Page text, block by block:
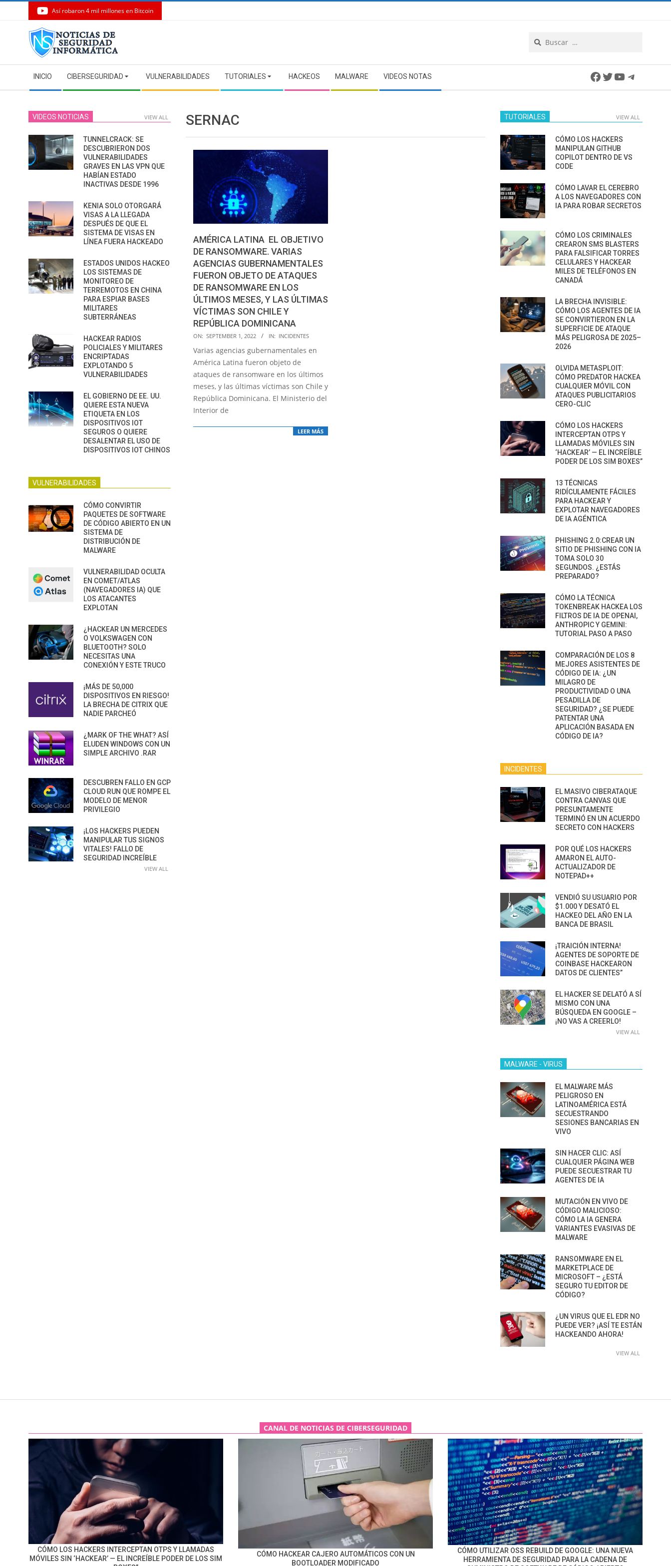
Así robaron 4 mil millones en Bitcoin
Navigation
Menu
INICIO CIBERSEGURIDAD VULNERABILIDADES TUTORIALES HACKEOS MALWARE VIDEOS NOTAS Facebook
Twitter
YouTube
SERNAC
AMÉRICA LATINA EL OBJETIVO
DE RANSOMWARE. VARIAS
AGENCIAS GUBERNAMENTALES
FUERON OBJETO DE ATAQUES
DE RANSOMWARE EN LOS
ÚLTIMOS MESES, Y LAS ÚLTIMAS
VÍCTIMAS SON CHILE Y
REPÚBLICA DOMINICANA
2022-
09-
01
ON: SEPTEMBER 1, 2022 IN: INCIDENTES
Varias agencias gubernamentales en
América Latina fueron objeto de
ataques de ransomware en los últimos
meses, y las últimas víctimas son Chile y
República Dominicana. El Ministerio del
Interior de
LEER MÁS
VIDEOS NOTICIAS VIEW ALL
TUNNELCRACK: SE
DESCUBRIERON DOS
VULNERABILIDADES
GRAVES EN LAS VPN QUE
HABÍAN ESTADO
INACTIVAS DESDE 1996
KENIA SOLO OTORGARÁ
VISAS A LA LLEGADA
DESPUÉS DE QUE EL
SISTEMA DE VISAS EN
LÍNEA FUERA HACKEADO
ESTADOS UNIDOS HACKEO
LOS SISTEMAS DE
MONITOREO DE
TERREMOTOS EN CHINA
PARA ESPIAR BASES
MILITARES
SUBTERRÁNEAS
HACKEAR RADIOS
POLICIALES Y MILITARES
ENCRIPTADAS
EXPLOTANDO 5
VULNERABILIDADES
EL GOBIERNO DE EE. UU.
QUIERE ESTA NUEVA
ETIQUETA EN LOS
DISPOSITIVOS IOT
SEGUROS O QUIERE
DESALENTAR EL USO DE
DISPOSITIVOS IOT CHINOS
VULNERABILIDADES
CÓMO CONVIRTIR
PAQUETES DE SOFTWARE
DE CÓDIGO ABIERTO EN UN
SISTEMA DE
DISTRIBUCIÓN DE
MALWARE
VULNERABILIDAD OCULTA
EN COMET/ATLAS
(NAVEGADORES IA) QUE
LOS ATACANTES
EXPLOTAN
¿HACKEAR UN MERCEDES
O VOLKSWAGEN CON
BLUETOOTH? SOLO
NECESITAS UNA
CONEXIÓN Y ESTE TRUCO
¡MÁS DE 50,000
DISPOSITIVOS EN RIESGO!
LA BRECHA DE CITRIX QUE
NADIE PARCHEÓ
¿MARK OF THE WHAT? ASÍ
ELUDEN WINDOWS CON UN
SIMPLE ARCHIVO .RAR
DESCUBREN FALLO EN GCP
CLOUD RUN QUE ROMPE EL
MODELO DE MENOR
PRIVILEGIO
¡LOS HACKERS PUEDEN
MANIPULAR TUS SIGNOS
VITALES! FALLO DE
SEGURIDAD INCREÍBLE
VIEW ALL
TUTORIALES VIEW ALL
CÓMO LOS HACKERS
MANIPULAN GITHUB
COPILOT DENTRO DE VS
CODE
CÓMO LAVAR EL CEREBRO
A LOS NAVEGADORES CON
IA PARA ROBAR SECRETOS
CÓMO LOS CRIMINALES
CREARON SMS BLASTERS
PARA FALSIFICAR TORRES
CELULARES Y HACKEAR
MILES DE TELÉFONOS EN
CANADÁ
LA BRECHA INVISIBLE:
CÓMO LOS AGENTES DE IA
SE CONVIRTIERON EN LA
SUPERFICIE DE ATAQUE
MÁS PELIGROSA DE 2025–
2026
OLVIDA METASPLOIT:
CÓMO PREDATOR HACKEA
CUALQUIER MÓVIL CON
ATAQUES PUBLICITARIOS
CERO-CLIC
CÓMO LOS HACKERS
INTERCEPTAN OTPS Y
LLAMADAS MÓVILES SIN
‘HACKEAR’ — EL INCREÍBLE
PODER DE LOS SIM BOXES”
13 TÉCNICAS
RIDÍCULAMENTE FÁCILES
PARA HACKEAR Y
EXPLOTAR NAVEGADORES
DE IA AGÉNTICA
PHISHING 2.0:CREAR UN
SITIO DE PHISHING CON IA
TOMA SOLO 30
SEGUNDOS. ¿ESTÁS
PREPARADO?
CÓMO LA TÉCNICA
TOKENBREAK HACKEA LOS
FILTROS DE IA DE OPENAI,
ANTHROPIC Y GEMINI:
TUTORIAL PASO A PASO
COMPARACIÓN DE LOS 8
MEJORES ASISTENTES DE
CÓDIGO DE IA: ¿UN
MILAGRO DE
PRODUCTIVIDAD O UNA
PESADILLA DE
SEGURIDAD? ¿SE PUEDE
PATENTAR UNA
APLICACIÓN BASADA EN
CÓDIGO DE IA?
INCIDENTES
EL MASIVO CIBERATAQUE
CONTRA CANVAS QUE
PRESUNTAMENTE
TERMINÓ EN UN ACUERDO
SECRETO CON HACKERS
POR QUÉ LOS HACKERS
AMARON EL AUTO-
ACTUALIZADOR DE
NOTEPAD++
VENDIÓ SU USUARIO POR
$1.000 Y DESATÓ EL
HACKEO DEL AÑO EN LA
BANCA DE BRASIL
¡TRAICIÓN INTERNA!
AGENTES DE SOPORTE DE
COINBASE HACKEARON
DATOS DE CLIENTES”
EL HACKER SE DELATÓ A SÍ
MISMO CON UNA
BÚSQUEDA EN GOOGLE –
¡NO VAS A CREERLO!
VIEW ALL
MALWARE - VIRUS
EL MALWARE MÁS
PELIGROSO EN
LATINOAMÉRICA ESTÁ
SECUESTRANDO
SESIONES BANCARIAS EN
VIVO
SIN HACER CLIC: ASÍ
CUALQUIER PÁGINA WEB
PUEDE SECUESTRAR TU
AGENTES DE IA
MUTACIÓN EN VIVO DE
CÓDIGO MALICIOSO:
CÓMO LA IA GENERA
VARIANTES EVASIVAS DE
MALWARE
RANSOMWARE EN EL
MARKETPLACE DE
MICROSOFT – ¿ESTÁ
SEGURO TU EDITOR DE
CÓDIGO?
¿UN VIRUS QUE EL EDR NO
PUEDE VER? ¡ASÍ TE ESTÁN
HACKEANDO AHORA!
VIEW ALL
CANAL DE NOTICIAS DE CIBERSEGURIDAD
CÓMO LOS HACKERS INTERCEPTAN OTPS Y LLAMADAS
MÓVILES SIN ‘HACKEAR’ — EL INCREÍBLE PODER DE LOS SIM
CÓMO HACKEAR CAJERO AUTOMÁTICOS CON UN
BOOTLOADER MODIFICADO
CÓMO UTILIZAR OSS REBUILD DE GOOGLE: UNA NUEVA
HERRAMIENTA DE SEGURIDAD PARA LA CADENA DE